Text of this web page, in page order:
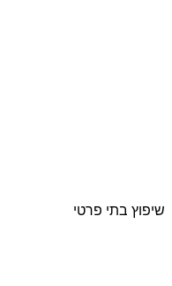
שיפוץ בתי פרטי